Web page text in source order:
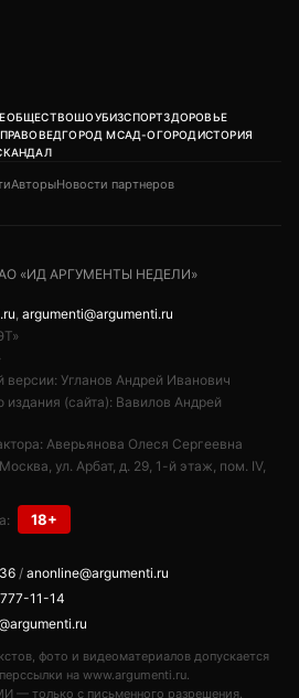
ОБЩЕСТВОШОУБИЗСПОРТЗДОРОВЬЕ
ПРАВОВЕДГОРОД МСАД-ОГОРОДИСТОРИЯ
АвторыНовости партнеров
«ИД АРГУМЕНТЫ НЕДЕЛИ»
, argumenti@argumenti.ru
версии: Угланов Андрей Иванович
издания (сайта): Вавилов Андрей
Аверьянова Олеся Сергеевна
ул. Арбат, д. 29, 1-й этаж, пом. IV,
18+
/ anonline@argumenti.ru
11-14
фото и видеоматериалов допускается
на www.argumenti.ru.
— только с письменного разрешения.